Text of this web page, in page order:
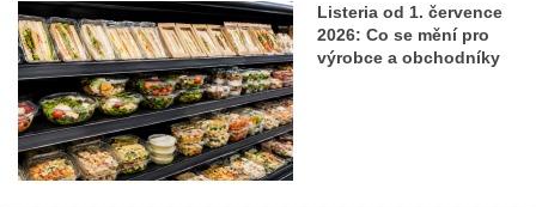
Listeria od 1. července
2026: Co se mění pro
výrobce a obchodníky